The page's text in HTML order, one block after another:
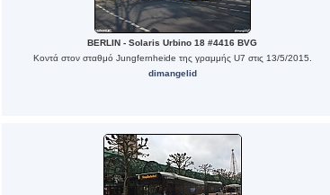
BERLIN - Solaris Urbino 18 #4416 BVG
Κοντά στον σταθμό Jungfernheide της γραμμής U7 στις 13/5/2015.
dimangelid